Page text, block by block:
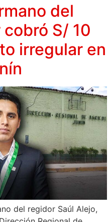
del
S/ 10
irregular en
del regidor Saúl Alejo,